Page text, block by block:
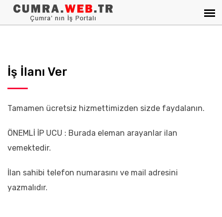
İş İlanı Ver
Tamamen ücretsiz hizmettimizden sizde faydalanın.
ÖNEMLİ İP UCU : Burada eleman arayanlar ilan
vemektedir.
İlan sahibi telefon numarasını ve mail adresini
yazmalıdır.